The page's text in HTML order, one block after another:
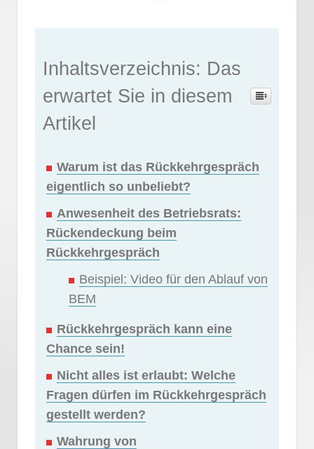
Inhaltsverzeichnis: Das
erwartet Sie in diesem
Artikel
Warum ist das Rückkehrgespräch
eigentlich so unbeliebt?
Anwesenheit des Betriebsrats:
Rückendeckung beim
Rückkehrgespräch
Beispiel: Video für den Ablauf von
BEM
Rückkehrgespräch kann eine
Chance sein!
Nicht alles ist erlaubt: Welche
Fragen dürfen im Rückkehrgespräch
gestellt werden?
Wahrung von